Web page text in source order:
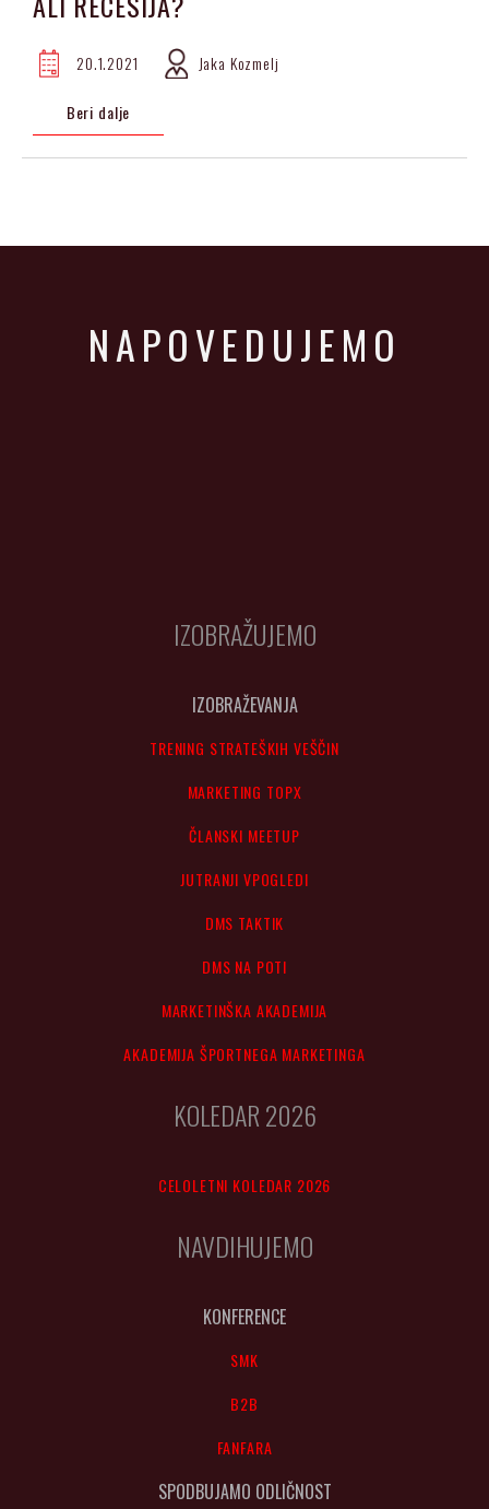
20.1.2021 Jaka Kozmelj
Beri dalje
NAPOVEDUJEMO
IZOBRAŽUJEMO
IZOBRAŽEVANJA
TRENING STRATEŠKIH VEŠČIN
MARKETING TOPX
ČLANSKI MEETUP
JUTRANJI VPOGLEDI
DMS TAKTIK
DMS NA POTI
MARKETINŠKA AKADEMIJA
AKADEMIJA ŠPORTNEGA MARKETINGA
KOLEDAR 2026
CELOLETNI KOLEDAR 2026
NAVDIHUJEMO
KONFERENCE
SMK
B2B
FANFARA
SPODBUJAMO ODLIČNOST